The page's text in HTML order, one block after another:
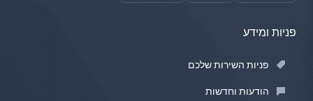
פניות ומידע
פניות השירות שלכם
הודעות וחדשות